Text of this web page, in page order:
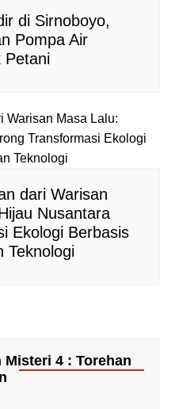
di Sirnoboyo,
Pompa Air
Petani
dari Warisan
Nusantara
Ekologi Berbasis
Teknologi
4 : Torehan